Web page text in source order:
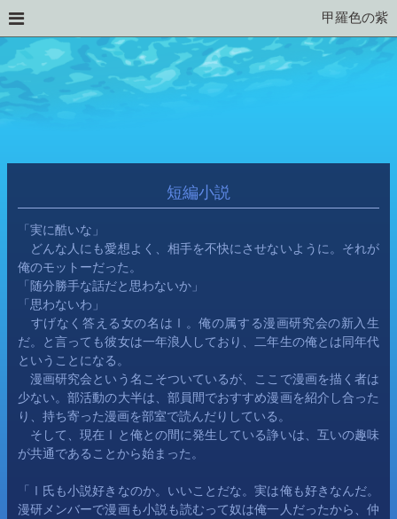
甲羅色の紫
短編小説
「実に酷いな」
どんな人にも愛想よく、相手を不快にさせないように。それが
俺のモットーだった。
「随分勝手な話だと思わないか」
「思わないわ」
すげなく答える女の名はⅠ。俺の属する漫画研究会の新入生
だ。と言っても彼女は一年浪人しており、二年生の俺とは同年代
ということになる。
漫画研究会という名こそついているが、ここで漫画を描く者は
少ない。部活動の大半は、部員間でおすすめ漫画を紹介し合った
り、持ち寄った漫画を部室で読んだりしている。
そして、現在Ⅰと俺との間に発生している諍いは、互いの趣味
が共通であることから始まった。
「Ⅰ氏も小説好きなのか。いいことだな。実は俺も好きなんだ。
漫研メンバーで漫画も小説も読むって奴は俺一人だったから、仲